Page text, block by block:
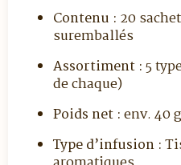
Contenu : 20
suremballés
Assortiment :5
de chaque)
Poids net :env. 40 g
Type d’infusion :